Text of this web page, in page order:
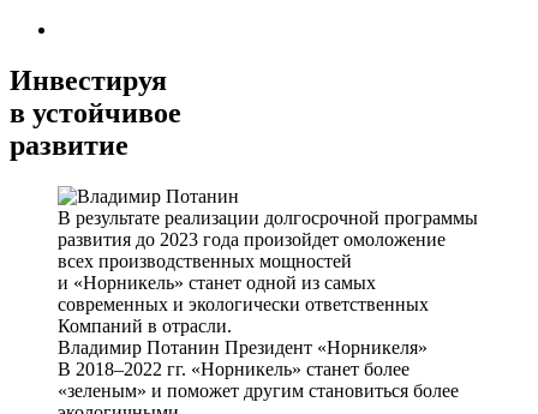
Инвестируя
в устойчивое
развитие
В результате реализации долгосрочной программы
развития до 2023 года произойдет омоложение
всех производственных мощностей
и «Норникель» станет одной из самых
современных и экологически ответственных
Компаний в отрасли.
Владимир Потанин Президент «Норникеля»
В 2018–2022 гг. «Норникель» станет более
«зеленым» и поможет другим становиться более